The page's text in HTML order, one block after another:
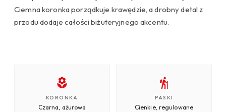
Ciemna koronka porządkuje krawędzie, a drobny detal z
przodu dodaje całości biżuteryjnego akcentu.
KORONKA
Czarna, ażurowa
PASKI
Cienkie, regulowane